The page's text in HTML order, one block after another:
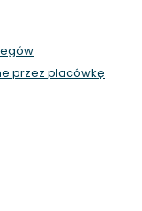
przez placówkę